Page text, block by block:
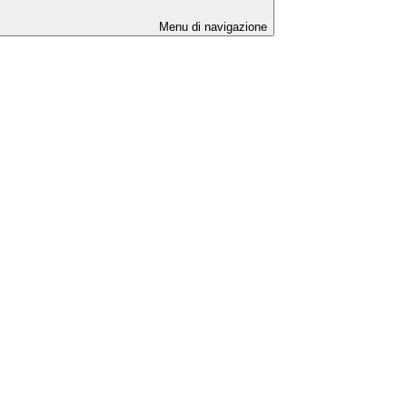
Menu di navigazione